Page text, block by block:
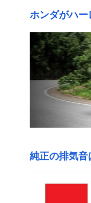
ホンダがハ
純正の排気